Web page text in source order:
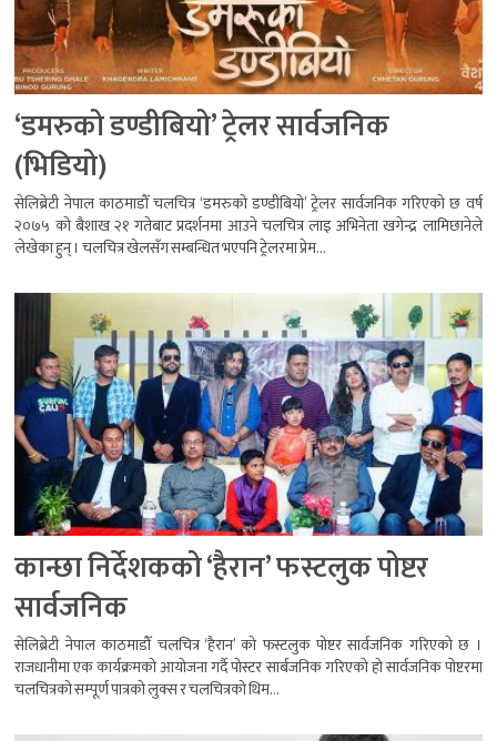
‘डमरुको डण्डीबियो’ ट्रेलर सार्वजनिक
(भिडियो)
सेलिब्रेटी नेपाल काठमाडौँ चलचित्र ‘डमरुको डण्डीबियो’ ट्रेलर सार्वजनिक गरिएको छ वर्ष
२०७५ को बैशाख २१ गतेबाट प्रदर्शनमा आउने चलचित्र लाइ अभिनेता खगेन्द्र लामिछानेले
लेखेका हुन् । चलचित्र खेलसँग सम्बन्धित भएपनि ट्रेलरमा प्रेम...
कान्छा निर्देशकको ‘हैरान’ फस्टलुक पोष्टर
सार्वजनिक
सेलिब्रेटी नेपाल काठमाडौँ चलचित्र ‘हैरान’ को फस्टलुक पोष्टर सार्वजनिक गरिएको छ ।
राजधानीमा एक कार्यक्रमको आयोजना गर्दै पोस्टर सार्बजनिक गरिएको हो सार्वजनिक पोष्टरमा
चलचित्रको सम्पूर्ण पात्रको लुक्स र चलचित्रको थिम...